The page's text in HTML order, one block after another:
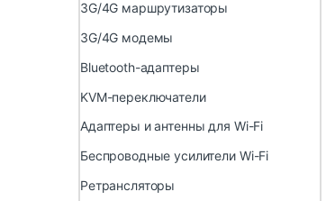
3G/4G маршрутизаторы
3G/4G модемы
Bluetooth-адаптеры
KVM-переключатели
Адаптеры и антенны для Wi-Fi
Беспроводные усилители Wi-Fi
Ретрансляторы